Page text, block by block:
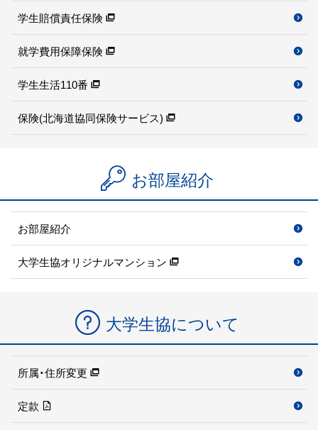
学生賠償責任保険
就学費用保障保険
学生生活110番
保険(北海道協同保険サービス)
お部屋紹介
お部屋紹介
大学生協オリジナルマンション
大学生協について
所属・住所変更
定款